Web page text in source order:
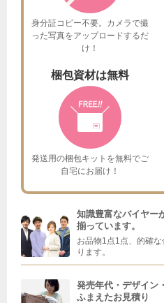
身分証コピー不要。カメラで撮
った写真をアップロードするだ
け！
梱包資材は無料
発送用の梱包キットを無料でご
自宅にお届け！
知識豊富なバイヤー
揃っています。
お品物1点1点、的確
ります。
発売年代・デザイン
ふまえたお見積り